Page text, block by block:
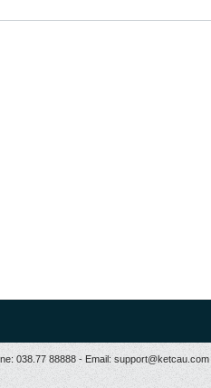
038.77 88888 - Email: